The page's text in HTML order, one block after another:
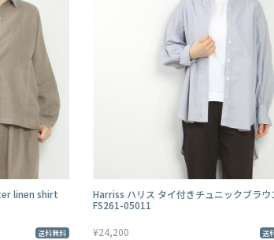
linen shirt
送料無料
Harriss ハリス タイ付きチュニックブラウ
FS261-05011
¥24,200 送